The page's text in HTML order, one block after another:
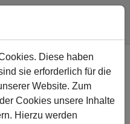
Diese haben
sie erforderlich für die
Website. Zum
Cookies unsere Inhalte
Hierzu werden